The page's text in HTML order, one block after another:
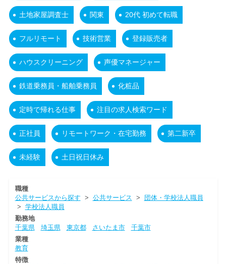
土地家屋調査士 関東 20代 初めて転職
フルリモート 技術営業 登録販売者
ハウスクリーニング 声優マネージャー
鉄道乗務員・船舶乗務員 化粧品
定時で帰れる仕事 注目の求人検索ワード
正社員 リモートワーク・在宅勤務 第二新卒
未経験 土日祝日休み
職種
公共サービスから探す > 公共サービス >
団体・学校法人職員
> 学校法人職員
勤務地
千葉県
埼玉県 東京都 さいたま市
千葉市
業種
教育
特徴